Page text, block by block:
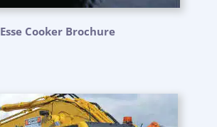
Esse Cooker Brochure